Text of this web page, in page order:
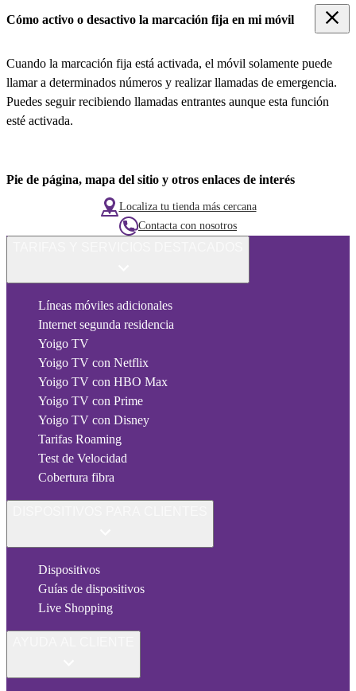
Cómo activo o desactivo la marcación fija en mi móvil
Cuando la marcación fija está activada, el móvil solamente puede
llamar a determinados números y realizar llamadas de emergencia.
Puedes seguir recibiendo llamadas entrantes aunque esta función
esté activada.
Pie de página, mapa del sitio y otros enlaces de interés
Localiza tu tienda más cercana
Contacta con nosotros
Líneas móviles adicionales
Internet segunda residencia
Yoigo TV
Yoigo TV con Netflix
Yoigo TV con HBO Max
Yoigo TV con Prime
Yoigo TV con Disney
Tarifas Roaming
Test de Velocidad
Cobertura fibra
Dispositivos
Guías de dispositivos
Live Shopping